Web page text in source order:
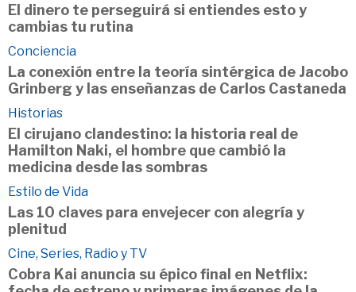
El dinero te perseguirá si entiendes esto y
cambias tu rutina
Conciencia
La conexión entre la teoría sintérgica de Jacobo
Grinberg y las enseñanzas de Carlos Castaneda
Historias
El cirujano clandestino: la historia real de
Hamilton Naki, el hombre que cambió la
medicina desde las sombras
Estilo de Vida
Las 10 claves para envejecer con alegría y
plenitud
Cine, Series, Radio y TV
Cobra Kai anuncia su épico final en Netflix: